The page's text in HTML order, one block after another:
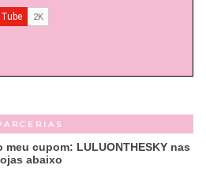
cupom: LULUONTHESKY nas
abaixo